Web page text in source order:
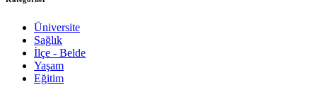
Üniversite
Sağlık
İlçe - Belde
Yaşam
Eğitim